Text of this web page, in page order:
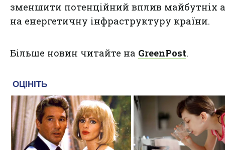
зменшити потенційний вплив майбутніх
на енергетичну інфраструктуру країни.
Більше новин читайте на GreenPost.